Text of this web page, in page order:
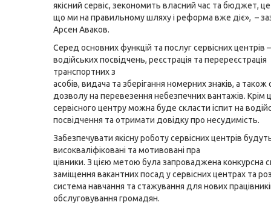
якісний сервіс, зекономить власний час та бюджет,
що ми на правильному шляху і реформа вже діє», –
Арсен Аваков.
Серед основних функцій та послуг сервісних центрів
водійських посвідчень, реєстрація та перереєстрація
транспортних з
асобів, видача та зберігання номерних знаків, а
дозволу на перевезення небезпечних вантажів. Крім
сервісного центру можна буде скласти іспит на
посвідчення та отримати довідку про несудимість.
Забезпечувати якісну роботу сервісних центрів
високваліфіковані та мотивовані пра
цівники. З цією метою була запроваджена конкурсна
заміщення вакантних посад у сервісних центрах та
система навчання та стажування для нових
обслуговування громадян.